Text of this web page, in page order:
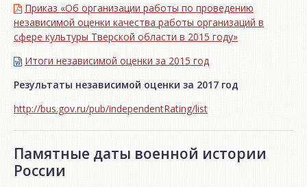
Приказ «Об организации работы по проведению
независимой оценки качества работы организаций в
сфере культуры Тверской области в 2015 году»
Итоги независимой oценки за 2015 год
Результаты независимой оценки за 2017 год
http://bus.gov.ru/pub/independentRating/list
Памятные даты военной истории
России